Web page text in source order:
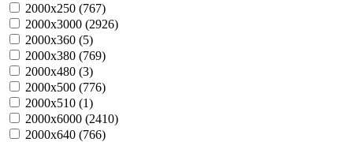
2000х250 (767)
2000х3000 (2926)
2000х360 (5)
2000х380 (769)
2000х480 (3)
2000х500 (776)
2000х510 (1)
2000х6000 (2410)
2000х640 (766)